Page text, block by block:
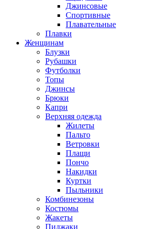
Джинсовые
Спортивные
Плавательные
Плавки
Женщинам
Блузки
Рубашки
Футболки
Топы
Джинсы
Брюки
Капри
Верхняя одежда
Жилеты
Пальто
Ветровки
Плащи
Пончо
Накидки
Куртки
Пыльники
Комбинезоны
Костюмы
Жакеты
Пиджаки